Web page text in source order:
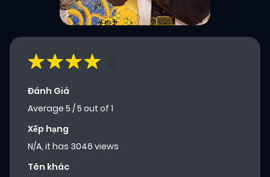
Đánh Giá
Average 5 /5 out of 1
Xếp hạng
N/A, it has 3046 views
Tên khác